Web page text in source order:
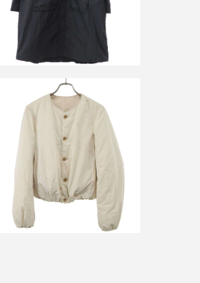
ルメール Wadded Cotton Bomber ボン
バージャケット OW1128 LF1207
買取金額25,000円
詳しく見る